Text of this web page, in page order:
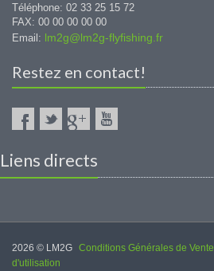
Téléphone: 02 33 25 15 72
FAX: 00 00 00 00 00
Email: lm2g@lm2g-flyfishing.fr
Restez en contact!
Liens directs
2026 © LM2G Conditions Générales de Vente
d'utilisation